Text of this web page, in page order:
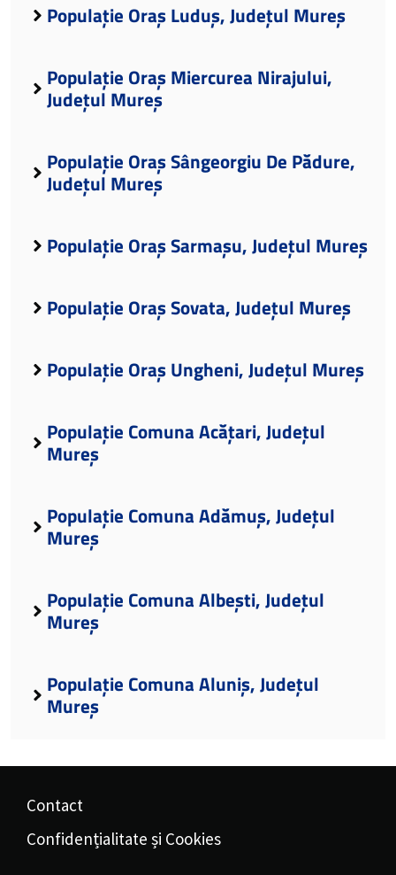
Populație Oraș Luduș, Județul Mureș
Populație Oraș Miercurea Nirajului,
Județul Mureș
Populație Oraș Sângeorgiu De Pădure,
Județul Mureș
Populație Oraș Sarmașu, Județul Mureș
Populație Oraș Sovata, Județul Mureș
Populație Oraș Ungheni, Județul Mureș
Populație Comuna Acățari, Județul
Mureș
Populație Comuna Adămuș, Județul
Mureș
Populație Comuna Albești, Județul
Mureș
Populație Comuna Aluniș, Județul
Mureș
Contact
Confidențialitate și Cookies